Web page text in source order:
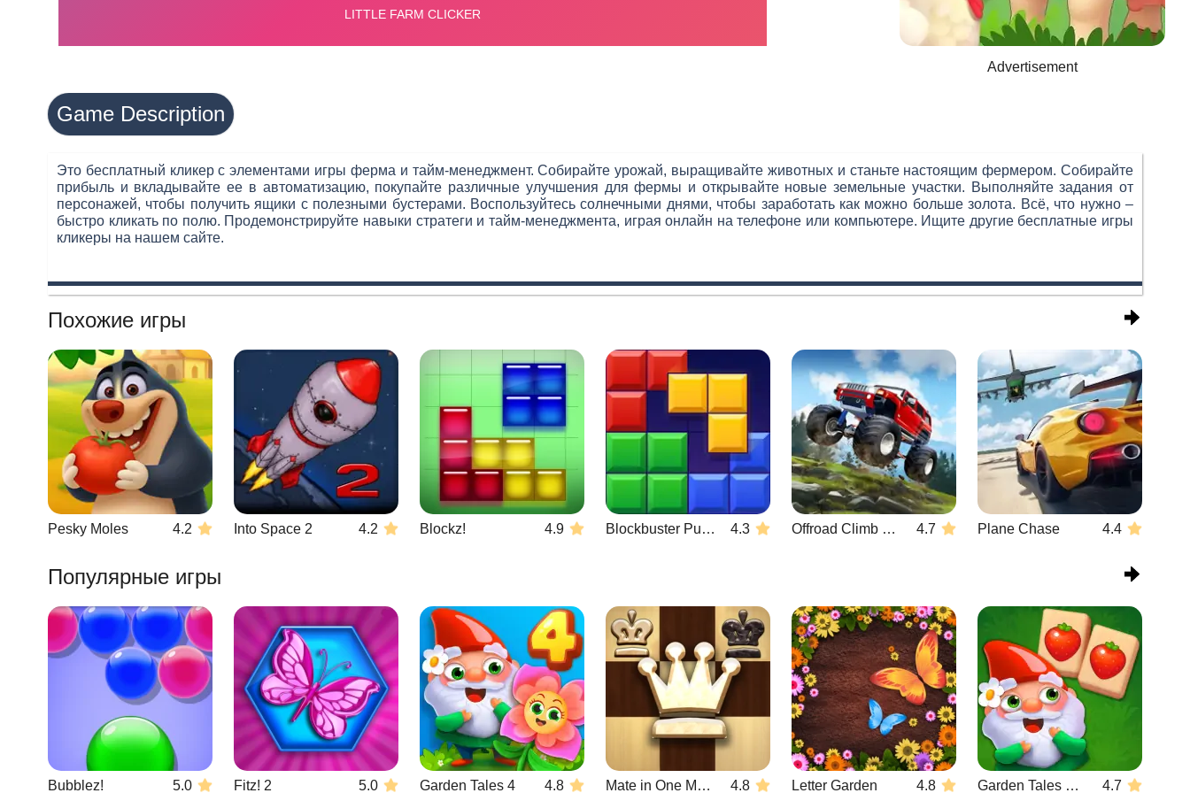
Advertisement
Game Description
Это бесплатный кликер с элементами игры ферма и тайм-менеджмент. Собирайте урожай, выращивайте животных и станьте настоящим фермером. Собирайте
прибыль и вкладывайте ее в автоматизацию, покупайте различные улучшения для фермы и открывайте новые земельные участки. Выполняйте задания от
персонажей, чтобы получить ящики с полезными бустерами. Воспользуйтесь солнечными днями, чтобы заработать как можно больше золота. Всё, что нужно –
быстро кликать по полю. Продемонстрируйте навыки стратеги и тайм-менеджмента, играя онлайн на телефоне или компьютере. Ищите другие бесплатные игры
кликеры на нашем сайте.
Похожие игры
Pesky Moles 4.2 Into Space 2 4.2 Blockz! 4.9 Blockbuster Puzzle 4.3 Offroad Climb 4x4 4.7 Plane Chase 4.4
Популярные игры
Bubblez! 5.0 Fitz! 2 5.0 Garden Tales 4 4.8 Mate in One Move 4.8 Letter Garden 4.8 Garden Tales Mahjong 4.7